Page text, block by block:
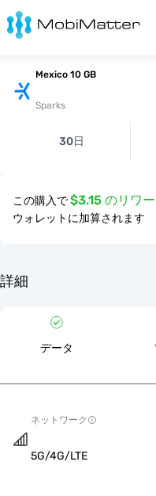
Mexico 10 GB
Sparks
30日
この購入で$3.15 のリワ
ウォレットに加算されます
詳細
データ
ネットワーク
5G/4G/LTE